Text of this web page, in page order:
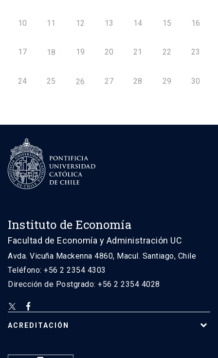
10 11 12 13 14 15 16
17 18 19 20 21 22 23
24 25 26 27 28 29 30
Instituto de Economía
Facultad de Economía y Administración UC
Avda. Vicuña Mackenna 4860, Macul. Santiago, Chile
Teléfono: +56 2 2354 4303
Dirección de Postgrado: +56 2 2354 4028
ACREDITACIÓN